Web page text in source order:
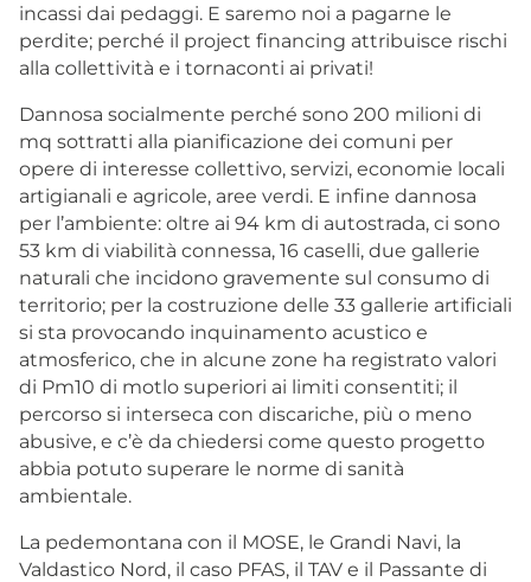
incassi dai pedaggi. E saremo noi a pagarne le
perdite; perché il project financing attribuisce rischi
alla collettività e i tornaconti ai privati!
Dannosa socialmente perché sono 200 milioni di
mq sottratti alla pianificazione dei comuni per
opere di interesse collettivo, servizi, economie locali
artigianali e agricole, aree verdi. E infine dannosa
per l’ambiente: oltre ai 94 km di autostrada, ci sono
53 km di viabilità connessa, 16 caselli, due gallerie
naturali che incidono gravemente sul consumo di
territorio; per la costruzione delle 33 gallerie artificiali
si sta provocando inquinamento acustico e
atmosferico, che in alcune zone ha registrato valori
di Pm10 di motlo superiori ai limiti consentiti; il
percorso si interseca con discariche, più o meno
abusive, e c’è da chiedersi come questo progetto
abbia potuto superare le norme di sanità
ambientale.
La pedemontana con il MOSE, le Grandi Navi, la
Valdastico Nord, il caso PFAS, il TAV e il Passante di